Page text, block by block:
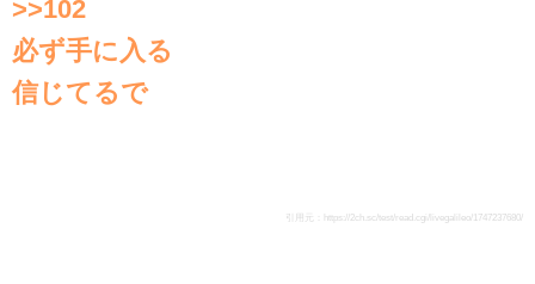
>>102
必ず手に入る
信じてるで
引用元： https://2ch.sc/test/read.cgi/livegalileo/1747237680/